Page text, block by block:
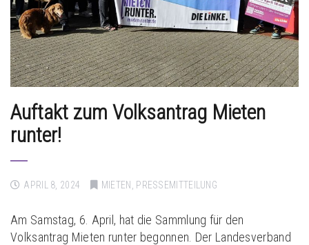
Auftakt zum Volksantrag Mieten
runter!
APRIL 8, 2024 MIETEN , PRESSEMITTEILUNG
Am Samstag, 6. April, hat die Sammlung für den
Volksantrag Mieten runter begonnen. Der Landesverband